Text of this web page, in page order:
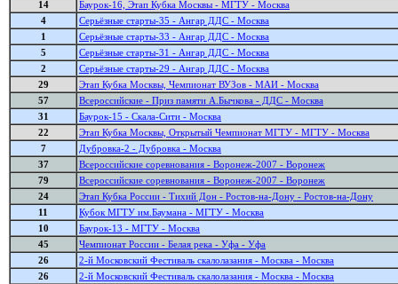
14
Баурок-16, Этап Кубка Москвы - МГТУ - Москва
4
Серьёзные старты-35 - Ангар ДДС - Москва
1
Серьёзные старты-33 - Ангар ДДС - Москва
5
Серьёзные старты-31 - Ангар ДДС - Москва
2
Серьёзные старты-29 - Ангар ДДС - Москва
29
Этап Кубка Москвы, Чемпионат ВУЗов - МАИ - Москва
57
Всероссийские - Приз памяти А.Бычкова - ДДС - Москва
31
Баурок-15 - Скала-Сити - Москва
22
Этап Кубка Москвы, Открытый Чемпионат МГТУ - МГТУ - Москва
7
Дубровка-2 - Дубровка - Москва
37
Всероссийские соревнования - Воронеж-2007 - Воронеж
79
Всероссийские соревнования - Воронеж-2007 - Воронеж
24
Этап Кубка России - Тихий Дон - Ростов-на-Дону - Ростов-на-Дону
11
Кубок МГТУ им.Баумана - МГТУ - Москва
10
Баурок-13 - МГТУ - Москва
45
Чемпионат России - Белая река - Уфа - Уфа
26
2-й Московский Фестиваль скалолазания - Москва - Москва
26
2-й Московский Фестиваль скалолазания - Москва - Москва